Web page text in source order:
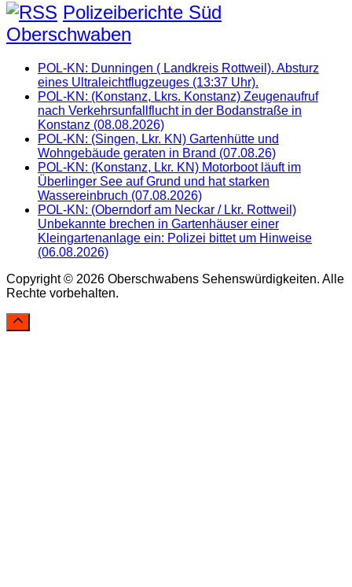
Polizeiberichte Süd
Oberschwaben
POL-KN: Dunningen ( Landkreis Rottweil). Absturz
eines Ultraleichtflugzeuges (13:37 Uhr).
POL-KN: (Konstanz, Lkrs. Konstanz) Zeugenaufruf
nach Verkehrsunfallflucht in der Bodanstraße in
Konstanz (08.08.2026)
POL-KN: (Singen, Lkr. KN) Gartenhütte und
Wohngebäude geraten in Brand (07.08.26)
POL-KN: (Konstanz, Lkr. KN) Motorboot läuft im
Überlinger See auf Grund und hat starken
Wassereinbruch (07.08.2026)
POL-KN: (Oberndorf am Neckar / Lkr. Rottweil)
Unbekannte brechen in Gartenhäuser einer
Kleingartenanlage ein: Polizei bittet um Hinweise
(06.08.2026)
Copyright © 2026 Oberschwabens Sehenswürdigkeiten. Alle
Rechte vorbehalten.